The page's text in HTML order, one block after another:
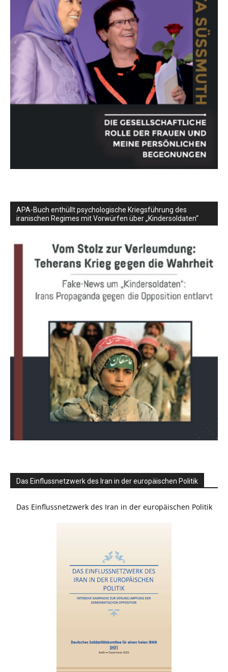
APA-Buch enthüllt psychologische Kriegsführung des
iranischen Regimes mit Vorwürfen über „Kindersoldaten“
Das Einflussnetzwerk des Iran in der europäischen Politik
Das Einflussnetzwerk des Iran in der europäischen Politik